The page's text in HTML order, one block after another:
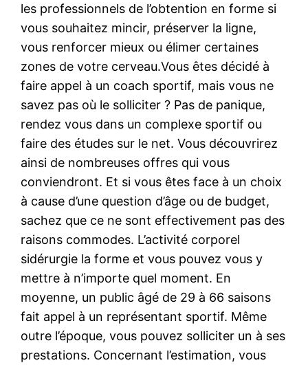
les professionnels de l’obtention en forme si
vous souhaitez mincir, préserver la ligne,
vous renforcer mieux ou élimer certaines
zones de votre cerveau.Vous êtes décidé à
faire appel à un coach sportif, mais vous ne
savez pas où le solliciter ? Pas de panique,
rendez vous dans un complexe sportif ou
faire des études sur le net. Vous découvrirez
ainsi de nombreuses offres qui vous
conviendront. Et si vous êtes face à un choix
à cause d’une question d’âge ou de budget,
sachez que ce ne sont effectivement pas des
raisons commodes. L’activité corporel
sidérurgie la forme et vous pouvez vous y
mettre à n’importe quel moment. En
moyenne, un public âgé de 29 à 66 saisons
fait appel à un représentant sportif. Même
outre l’époque, vous pouvez solliciter un à ses
prestations. Concernant l’estimation, vous